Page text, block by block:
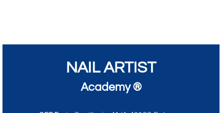
NAIL ARTIST
Academy ®